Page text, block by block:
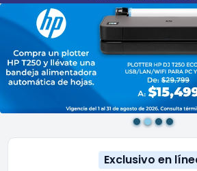
Exclusivo en